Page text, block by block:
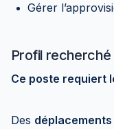
Gérer
Profil recherché
Ce poste requiert
Des